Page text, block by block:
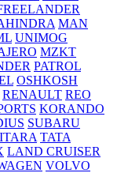
MAN
UNIMOG
MZKT
PATROL
OSHKOSH
RENAULT REO
KORANDO
SUBARU
TATA
LAND CRUISER
VOLVO